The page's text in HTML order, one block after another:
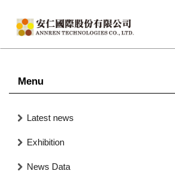
Menu
Latest news
Exhibition
News Data